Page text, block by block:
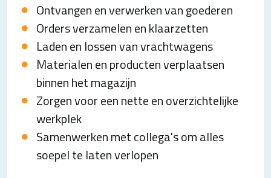
Ontvangen en verwerken van goederen
Orders verzamelen en klaarzetten
Laden en lossen van vrachtwagens
Materialen en producten verplaatsen
binnen het magazijn
Zorgen voor een nette en overzichtelijke
werkplek
Samenwerken met collega's om alles
soepel te laten verlopen